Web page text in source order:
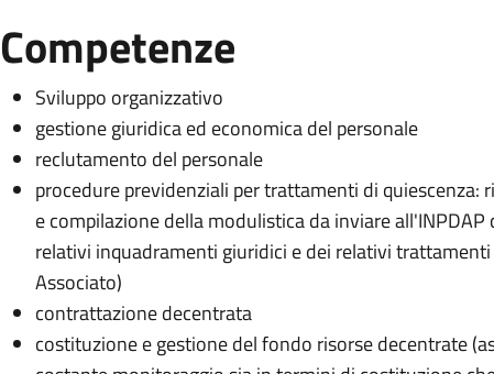
Competenze
Sviluppo organizzativo
gestione giuridica ed economica del personale
reclutamento del personale
procedure previdenziali per trattamenti di quiescenza:
e compilazione della modulistica da inviare
relativi inquadramenti giuridici e dei relativi
Associato)
contrattazione decentrata
costituzione e gestione del fondo risorse decentrate